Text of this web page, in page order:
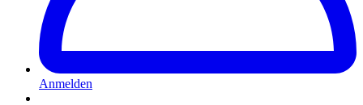
Anmelden